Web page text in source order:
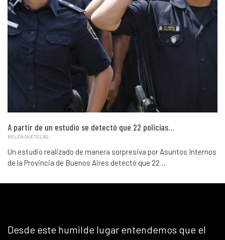
A partir de un estudio se detectó que 22 policías…
BELÉN QUETGLAS
Un estudio realizado de manera sorpresiva por Asuntos Internos
de la Provincia de Buenos Aires detectó que 22…
Desde este humilde lugar entendemos que el